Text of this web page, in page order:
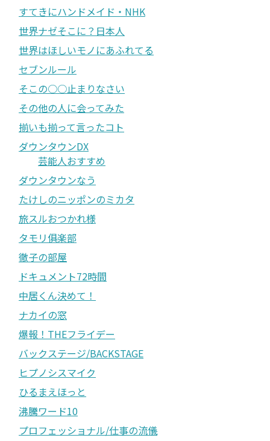
すてきにハンドメイド・NHK
世界ナゼそこに？日本人
世界はほしいモノにあふれてる
セブンルール
そこの○○止まりなさい
その他の人に会ってみた
揃いも揃って言ったコト
ダウンタウンDX
芸能人おすすめ
ダウンタウンなう
たけしのニッポンのミカタ
旅スルおつかれ様
タモリ俱楽部
徹子の部屋
ドキュメント72時間
中居くん決めて！
ナカイの窓
爆報！THEフライデー
バックステージ/BACKSTAGE
ヒプノシスマイク
ひるまえほっと
沸騰ワード10
プロフェッショナル/仕事の流儀